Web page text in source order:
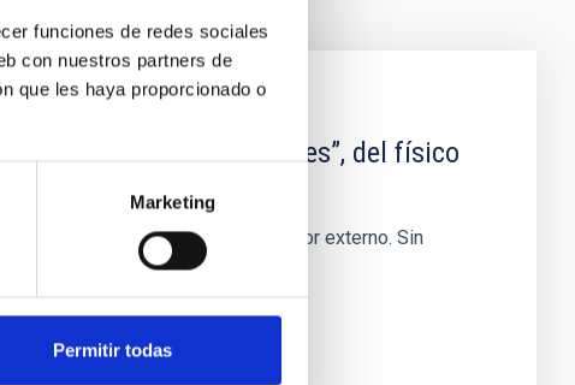
funciones de redes sociales
con nuestros partners de
que les haya proporcionado o
Marketing
Permitir todas
sobre el mar de nubes”, del físico
nada que destacar a un observador externo. Sin